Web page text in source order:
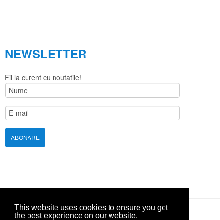
This website uses cookies to ensure you get
the best experience on our website.
NEWSLETTER
Fii la curent cu noutatile!